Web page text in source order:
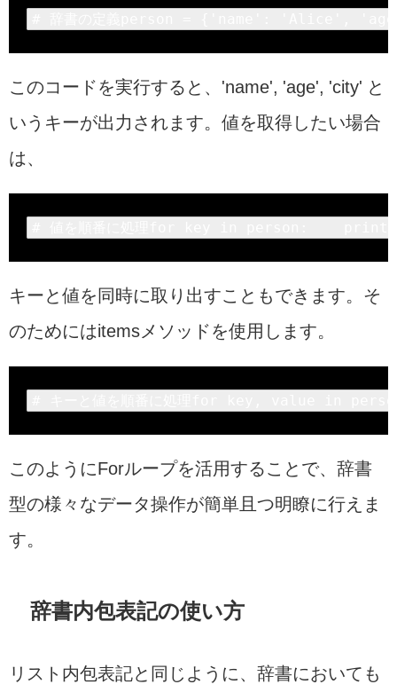
このコードを実行すると、'name', 'age', 'city' と
いうキーが出力されます。値を取得したい場合
は、
キーと値を同時に取り出すこともできます。そ
のためにはitemsメソッドを使用します。
このようにForループを活用することで、辞書
型の様々なデータ操作が簡単且つ明瞭に行えま
す。
辞書内包表記の使い方
リスト内包表記と同じように、辞書においても